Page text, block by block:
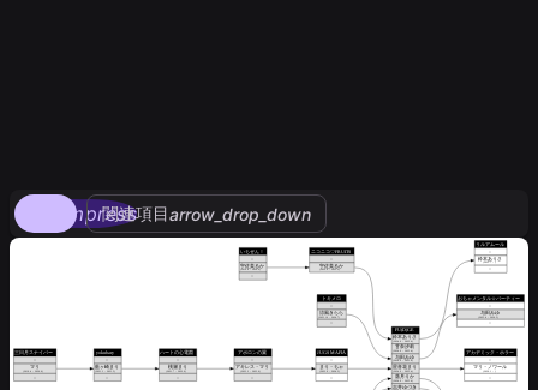
compress
関連項目arrow_drop_down